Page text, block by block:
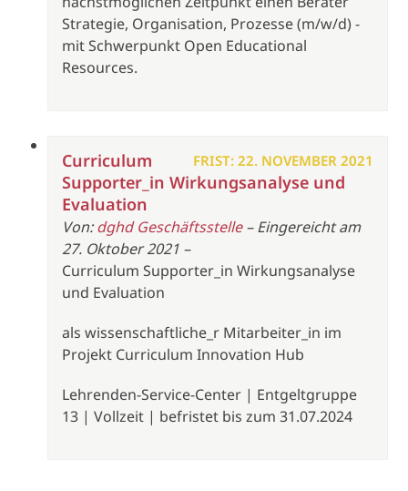
Strategie, Organisation, Prozesse (m/w/d) -
mit Schwerpunkt Open Educational
Resources.
FRIST: 22. NOVEMBER 2021
Curriculum
Supporter_in Wirkungsanalyse und
Evaluation
Von:dghd Geschäftsstelle– Eingereicht am
27. Oktober 2021 –
Curriculum Supporter_in Wirkungsanalyse
und Evaluation
als wissenschaftliche_r Mitarbeiter_in im
Projekt Curriculum Innovation Hub
Lehrenden-Service-Center | Entgeltgruppe
13 | Vollzeit | befristet bis zum 31.07.2024